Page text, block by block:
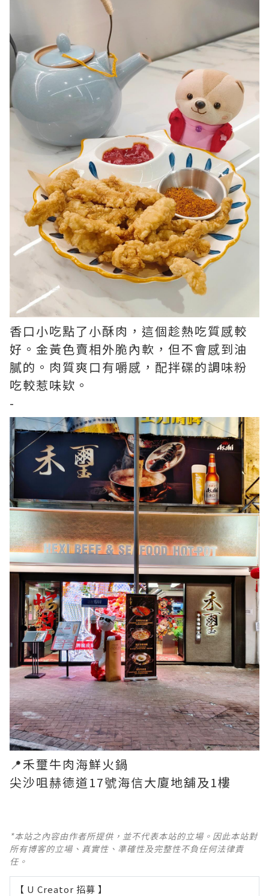
香口小吃點了小酥肉，這個趁熱吃質感較
好。金黃色賣相外脆內軟，但不會感到油
膩的。肉質爽口有嚼感，配拌碟的調味粉
吃較惹味欵。
-
📍禾璽牛肉海鮮火鍋
尖沙咀赫德道17號海信大廈地舖及1樓
*本站之內容由作者所提供，並不代表本站的立場。因此本站對
所有博客的立場、真實性、準確性及完整性不負任何法律責
任。
【 U Creator 招募 】